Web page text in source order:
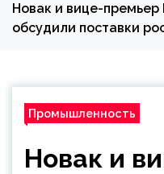
Новак и вице-премьер
обсудили поставки
Промышленность
Новак и